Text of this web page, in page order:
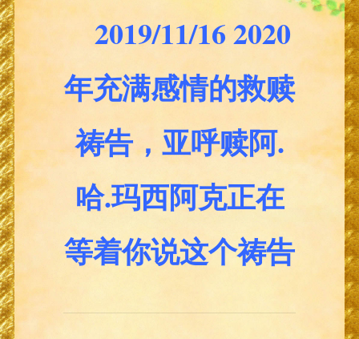
2019/11/16 2020
年充满感情的救赎
祷告，亚呼赎阿.
哈.玛西阿克正在
等着你说这个祷告